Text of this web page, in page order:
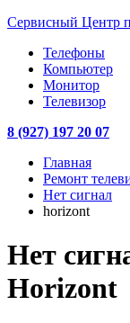
Сервисный Центр
Телефоны
Компьютер
Монитор
Телевизор
8 (927) 197 20 07
Главная
Ремонт
Нет сигнал
horizont
Нет
Horizont